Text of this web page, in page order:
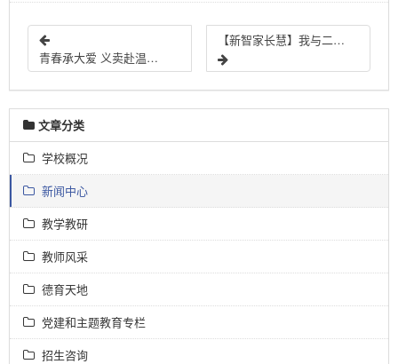
青春承大爱 义卖赴温情 |石家庄二中西校区第十一届爱心义卖活动圆满落幕
【新智家长慧】我与二中西家长驻校办公日的故事
文章分类
学校概况
新闻中心
教学教研
教师风采
德育天地
党建和主题教育专栏
招生咨询